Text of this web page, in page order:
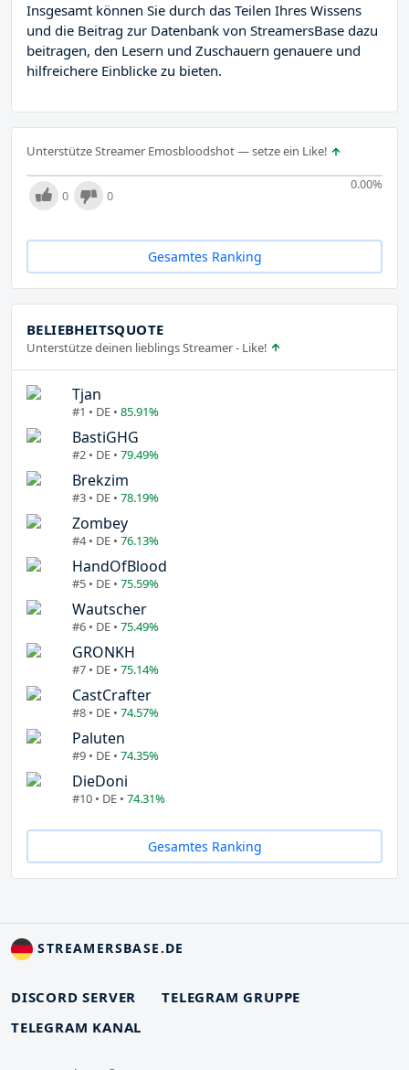
Insgesamt können Sie durch das Teilen Ihres Wissens
und die Beitrag zur Datenbank von StreamersBase dazu
beitragen, den Lesern und Zuschauern genauere und
hilfreichere Einblicke zu bieten.
Unterstütze Streamer Emosbloodshot — setze ein Like!
0.00%
0 0
Gesamtes Ranking
BELIEBHEITSQUOTE
Unterstütze deinen lieblings Streamer - Like!
Tjan
#1 • DE • 85.91%
BastiGHG
#2 • DE • 79.49%
Brekzim
#3 • DE • 78.19%
Zombey
#4 • DE • 76.13%
HandOfBlood
#5 • DE • 75.59%
Wautscher
#6 • DE • 75.49%
GRONKH
#7 • DE • 75.14%
CastCrafter
#8 • DE • 74.57%
Paluten
#9 • DE • 74.35%
DieDoni
#10 • DE • 74.31%
Gesamtes Ranking
STREAMERSBASE.DE
DISCORD SERVER
TELEGRAM GRUPPE
TELEGRAM KANAL